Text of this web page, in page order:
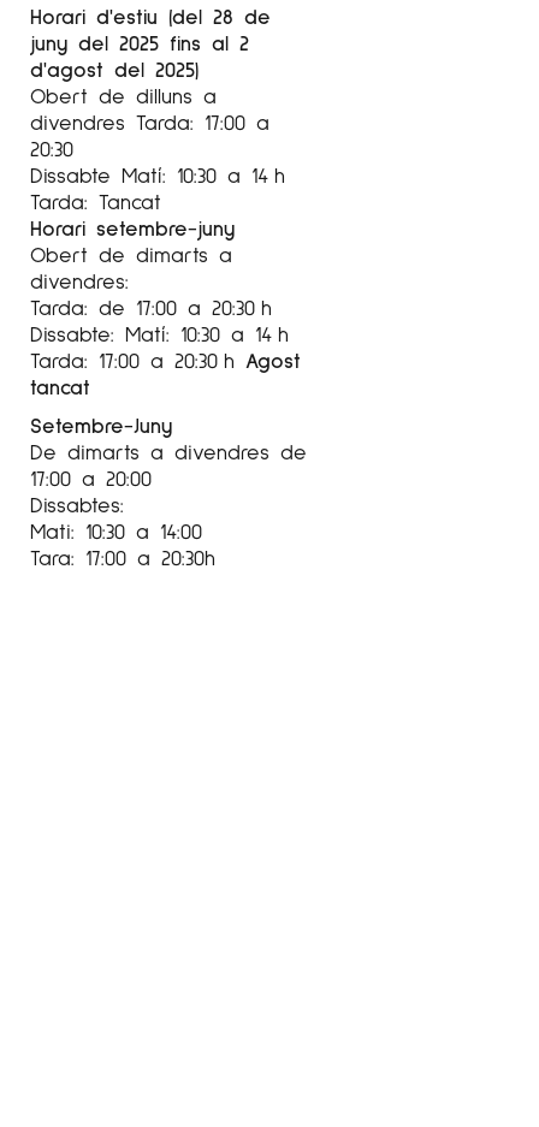
Horari d'estiu (del 28 de
juny del 2025 fins al 2
d'agost del 2025)
Obert de dilluns a
divendres Tarda: 17:00 a
20:30
Dissabte Matí: 10:30 a 14 h
Tarda: Tancat
Horari setembre-juny
Obert de dimarts a
divendres:
Tarda: de 17:00 a 20:30 h
Dissabte: Matí: 10:30 a 14 h
Tarda: 17:00 a 20:30 h Agost
tancat
Setembre-Juny
De dimarts a divendres de
17:00 a 20:00
Dissabtes:
Mati: 10:30 a 14:00
Tara: 17:00 a 20:30h